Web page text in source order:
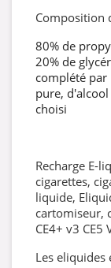
Composition
80% de
20% de
complété par
pure,
choisi
Recharge E-
cigarettes,
liquide,
cartomiseur,
CE4+ v3
Les eliquides